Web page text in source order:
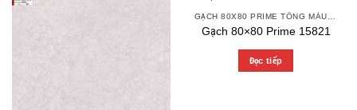
GẠCH 80X80 PRIME TÔNG MÀU TRẮNG XÁM
Gạch 80×80 Prime 15821
Đọc tiếp